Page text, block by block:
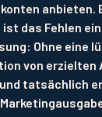
anbieten.
ist das Fehlen
Ohne eine
von erzielten
tatsächlich